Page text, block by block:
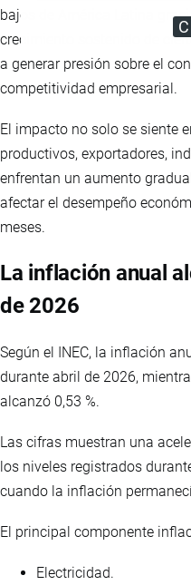
bajos de América Latina
crecimiento sostenido de
a generar presión sobre el
competitividad empresarial.
El impacto no solo se siente
productivos, exportadores,
enfrentan un aumento
afectar el desempeño
meses.
La inflación anual
de 2026
Según el INEC, la inflación
durante abril de 2026,
alcanzó 0,53 %.
Las cifras muestran una
los niveles registrados
cuando la inflación
El principal componente
Electricidad.